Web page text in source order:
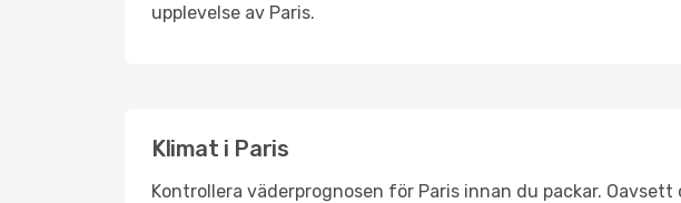
upplevelse av Paris.
Klimat i Paris
Kontrollera väderprognosen för Paris innan du packar.